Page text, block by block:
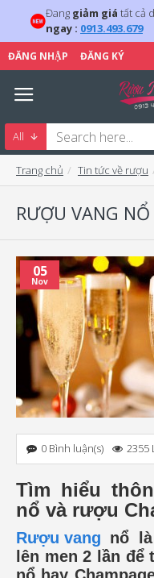
Đang giảm giá tất cả
ngay : 0913.493.679
ĐĂNG NHẬP ĐĂNG KÝ
All
Trang chủ Tin tức về rượu
RƯỢU VANG
05
Nov
0 Bình luận(s) 2355
Tìm hiểu
nổ và rượu
Rượu vang nổ
lên men 2 lần để
nổ hay